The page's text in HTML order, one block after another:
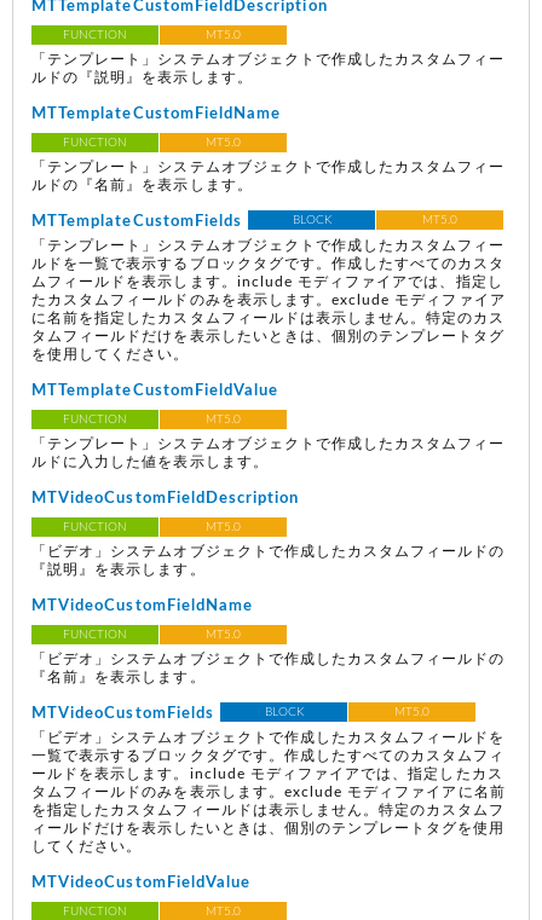
MTTemplateCustomFieldDescription
FUNCTION MT5.0
「テンプレート」システムオブジェクトで作成したカスタムフィー
ルドの『説明』を表示します。
MTTemplateCustomFieldName
FUNCTION MT5.0
「テンプレート」システムオブジェクトで作成したカスタムフィー
ルドの『名前』を表示します。
MTTemplateCustomFields BLOCK MT5.0
「テンプレート」システムオブジェクトで作成したカスタムフィー
ルドを一覧で表示するブロックタグです。作成したすべてのカスタ
ムフィールドを表示します。include モディファイアでは、指定し
たカスタムフィールドのみを表示します。exclude モディファイア
に名前を指定したカスタムフィールドは表示しません。特定のカス
タムフィールドだけを表示したいときは、個別のテンプレートタグ
を使用してください。
MTTemplateCustomFieldValue
FUNCTION MT5.0
「テンプレート」システムオブジェクトで作成したカスタムフィー
ルドに入力した値を表示します。
MTVideoCustomFieldDescription
FUNCTION MT5.0
「ビデオ」システムオブジェクトで作成したカスタムフィールドの
『説明』を表示します。
MTVideoCustomFieldName
FUNCTION MT5.0
「ビデオ」システムオブジェクトで作成したカスタムフィールドの
『名前』を表示します。
MTVideoCustomFields BLOCK MT5.0
「ビデオ」システムオブジェクトで作成したカスタムフィールドを
一覧で表示するブロックタグです。作成したすべてのカスタムフィ
ールドを表示します。include モディファイアでは、指定したカス
タムフィールドのみを表示します。exclude モディファイアに名前
を指定したカスタムフィールドは表示しません。特定のカスタムフ
ィールドだけを表示したいときは、個別のテンプレートタグを使用
してください。
MTVideoCustomFieldValue
FUNCTION MT5.0